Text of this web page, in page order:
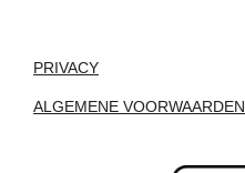
PRIVACY
ALGEMENE VOORWAARDEN